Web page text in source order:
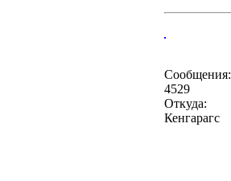
Сообщения:
4529
Откуда:
Кенгарагс